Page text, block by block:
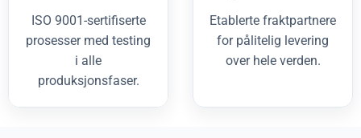
ISO 9001-sertifiserte
prosesser med testing
i alle
produksjonsfaser.
Etablerte fraktpartnere
for pålitelig levering
over hele verden.